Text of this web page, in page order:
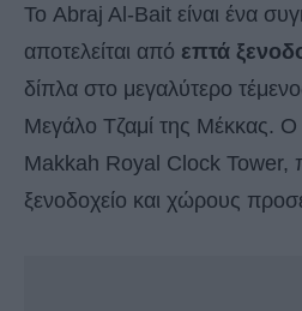
Το Abraj Al-Bait είναι ένα
αποτελείται από επτά
δίπλα στο μεγαλύτερο
Μεγάλο Τζαμί της Μέκκας. Ο
Makkah Royal Clock Tower,
ξενοδοχείο και χώρους